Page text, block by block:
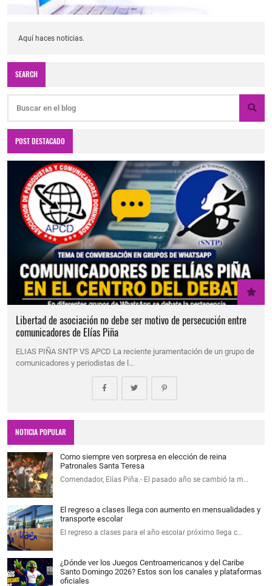
Aquí haces noticias.
SEARCH
POST DESTACADO
Libertad de asociación no debe ser motivo de persecución entre
comunicadores de Elías Piña
ELIAS PIÑA SNTP VS APCD La reciente juramentación de un grupo de
comunicadores y periodistas de l…
NOTICIA POPULAR
Como siempre ven sorpresa en elección de reina
Patronales Santa Teresa
Comendador, Elías Piña.- El pasado año se cambió la m…
El regreso a clases llega con aumento en mensualidades y
transporte escolar
El regreso a clases para el año escolar próximo llega c…
¿Dónde ver los Juegos Centroamericanos y del Caribe
Santo Domingo 2026? Estos son los canales y plataformas
oficiales